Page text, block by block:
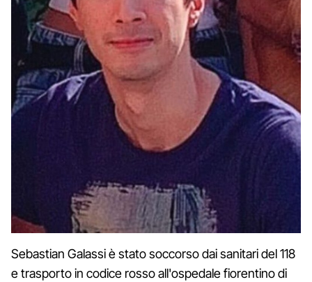
Sebastian Galassi è stato soccorso dai sanitari del 118
e trasporto in codice rosso all'ospedale fiorentino di